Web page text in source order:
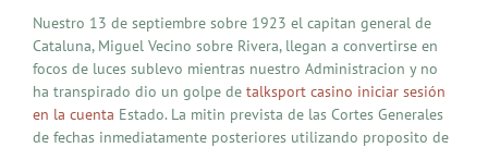
Nuestro 13 de septiembre sobre 1923 el capitan general de
Cataluna, Miguel Vecino sobre Rivera, llegan a convertirse en
focos de luces sublevo mientras nuestro Administracion y no
ha transpirado dio un golpe de talksport casino iniciar sesión
en la cuenta Estado. La mitin prevista de las Cortes Generales
de fechas inmediatamente posteriores utilizando proposito de